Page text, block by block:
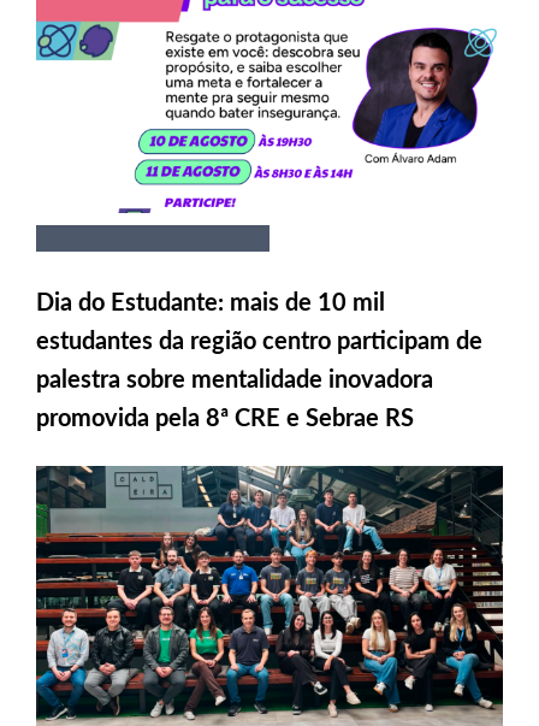
Dia do Estudante: mais de 10 mil
estudantes da região centro participam de
palestra sobre mentalidade inovadora
promovida pela 8ª CRE e Sebrae RS